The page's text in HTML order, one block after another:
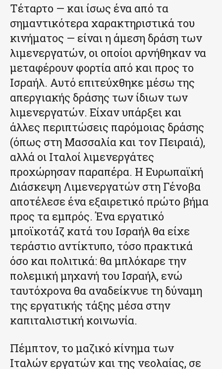
Τέταρτο — και ίσως ένα από τα
σημαντικότερα χαρακτηριστικά του
κινήματος — είναι η άμεση δράση των
λιμενεργατών, οι οποίοι αρνήθηκαν να
μεταφέρουν φορτία από και προς το
Ισραήλ. Αυτό επιτεύχθηκε μέσω της
απεργιακής δράσης των ίδιων των
λιμενεργατών. Είχαν υπάρξει και
άλλες περιπτώσεις παρόμοιας δράσης
(όπως στη Μασσαλία και τον Πειραιά),
αλλά οι Ιταλοί λιμενεργάτες
προχώρησαν παραπέρα. Η Ευρωπαϊκή
Διάσκεψη Λιμενεργατών στη Γένοβα
αποτέλεσε ένα εξαιρετικό πρώτο βήμα
προς τα εμπρός. Ένα εργατικό
μποϊκοτάζ κατά του Ισραήλ θα είχε
τεράστιο αντίκτυπο, τόσο πρακτικά
όσο και πολιτικά: θα μπλόκαρε την
πολεμική μηχανή του Ισραήλ, ενώ
ταυτόχρονα θα αναδείκνυε τη δύναμη
της εργατικής τάξης μέσα στην
καπιταλιστική κοινωνία.
Πέμπτον, το μαζικό κίνημα των
Ιταλών εργατών και της νεολαίας, σε